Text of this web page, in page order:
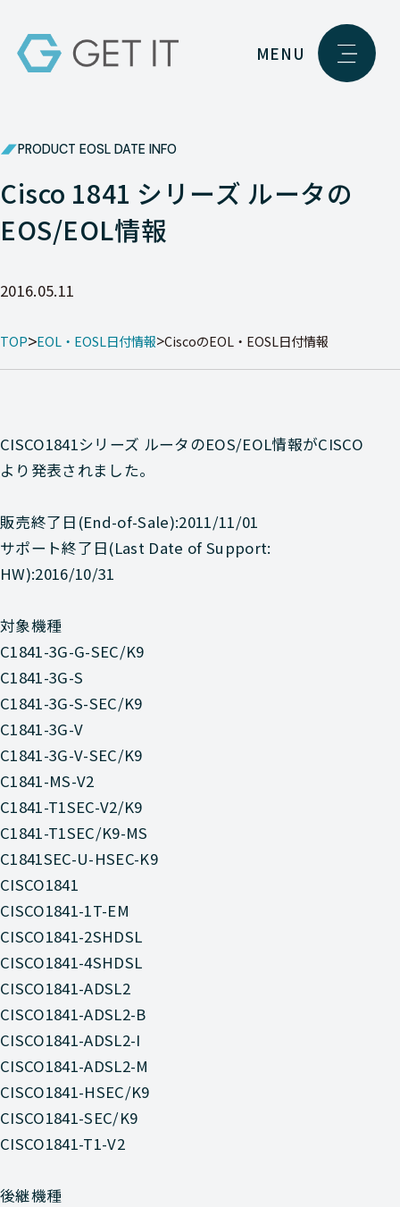
MENU
PRODUCT EOSL DATE INFO
Cisco 1841 シリーズ ルータの
EOS/EOL情報
2016.05.11
TOP EOL・EOSL日付情報 CiscoのEOL・EOSL日付情報
CISCO1841シリーズ ルータのEOS/EOL情報がCISCO
より発表されました。
販売終了日(End-of-Sale):2011/11/01
サポート終了日(Last Date of Support:
HW):2016/10/31
対象機種
C1841-3G-G-SEC/K9
C1841-3G-S
C1841-3G-S-SEC/K9
C1841-3G-V
C1841-3G-V-SEC/K9
C1841-MS-V2
C1841-T1SEC-V2/K9
C1841-T1SEC/K9-MS
C1841SEC-U-HSEC-K9
CISCO1841
CISCO1841-1T-EM
CISCO1841-2SHDSL
CISCO1841-4SHDSL
CISCO1841-ADSL2
CISCO1841-ADSL2-B
CISCO1841-ADSL2-I
CISCO1841-ADSL2-M
CISCO1841-HSEC/K9
CISCO1841-SEC/K9
CISCO1841-T1-V2
後継機種